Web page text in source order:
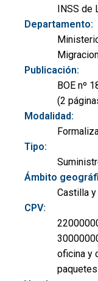
INSS de
Departamento:
Publicación:
BOE nº
(2
Modalidad:
Tipo:
Ámbito
Castilla
CPV:
oficina y